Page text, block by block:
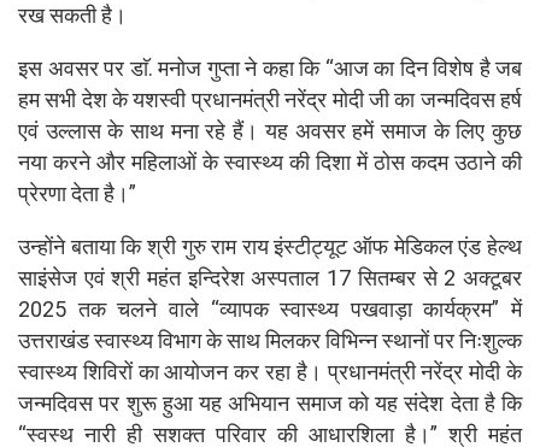
रख सकती है।
इस अवसर पर डाॅ. मनोज गुप्ता ने कहा कि “आज का दिन विशेष है जब
हम सभी देश के यशस्वी प्रधानमंत्री नरेंद्र मोदी जी का जन्मदिवस हर्ष
एवं उल्लास के साथ मना रहे हैं। यह अवसर हमें समाज के लिए कुछ
नया करने और महिलाओं के स्वास्थ्य की दिशा में ठोस कदम उठाने की
प्रेरणा देता है।”
उन्होंने बताया कि श्री गुरु राम राय इंस्टीट्यूट ऑफ मेडिकल एंड हेल्थ
साइंसेज एवं श्री महंत इन्दिरेश अस्पताल 17 सितम्बर से 2 अक्टूबर
2025 तक चलने वाले “व्यापक स्वास्थ्य पखवाड़ा कार्यक्रम” में
उत्तराखंड स्वास्थ्य विभाग के साथ मिलकर विभिन्न स्थानों पर निःशुल्क
स्वास्थ्य शिविरों का आयोजन कर रहा है। प्रधानमंत्री नरेंद्र मोदी के
जन्मदिवस पर शुरू हुआ यह अभियान समाज को यह संदेश देता है कि
“स्वस्थ नारी ही सशक्त परिवार की आधारशिला है।” श्री महंत